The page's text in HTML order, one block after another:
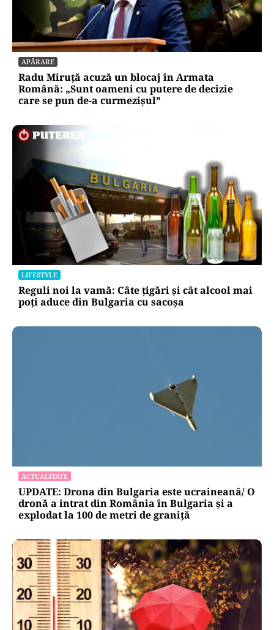
SOCIAL
Ambulanța cu escală la aprozar. Dacă vrea
Dumnezeu, pacientul ajunge; dacă nu, măcar
luăm niște roșii
APĂRARE
Radu Miruță acuză un blocaj în Armata
Română: „Sunt oameni cu putere de decizie
care se pun de-a curmezișul”
Reguli noi la vamă: Câte țigări și cât alcool mai
poți aduce din Bulgaria cu sacoșa